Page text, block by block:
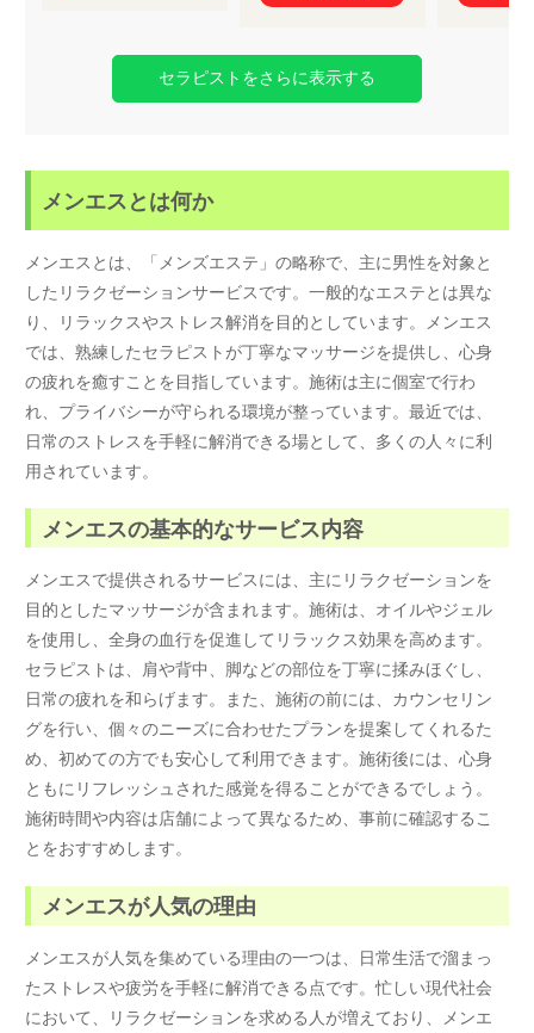
セラピストをさらに表示する
メンエスとは何か
メンエスとは、「メンズエステ」の略称で、主に男性を対象と
したリラクゼーションサービスです。一般的なエステとは異な
り、リラックスやストレス解消を目的としています。メンエス
では、熟練したセラピストが丁寧なマッサージを提供し、心身
の疲れを癒すことを目指しています。施術は主に個室で行わ
れ、プライバシーが守られる環境が整っています。最近では、
日常のストレスを手軽に解消できる場として、多くの人々に利
用されています。
メンエスの基本的なサービス内容
メンエスで提供されるサービスには、主にリラクゼーションを
目的としたマッサージが含まれます。施術は、オイルやジェル
を使用し、全身の血行を促進してリラックス効果を高めます。
セラピストは、肩や背中、脚などの部位を丁寧に揉みほぐし、
日常の疲れを和らげます。また、施術の前には、カウンセリン
グを行い、個々のニーズに合わせたプランを提案してくれるた
め、初めての方でも安心して利用できます。施術後には、心身
ともにリフレッシュされた感覚を得ることができるでしょう。
施術時間や内容は店舗によって異なるため、事前に確認するこ
とをおすすめします。
メンエスが人気の理由
メンエスが人気を集めている理由の一つは、日常生活で溜まっ
たストレスや疲労を手軽に解消できる点です。忙しい現代社会
において、リラクゼーションを求める人が増えており、メンエ